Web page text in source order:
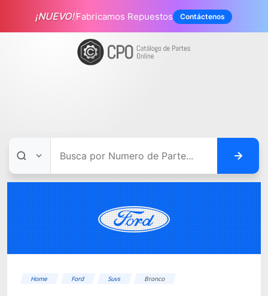
¡NUEVO!Fabricamos Repuestos Contáctenos
Home Ford Suvs Bronco